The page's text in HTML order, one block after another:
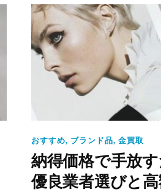
おすすめ, ブランド品, 金買取
納得価格で手放
優良業者選びと